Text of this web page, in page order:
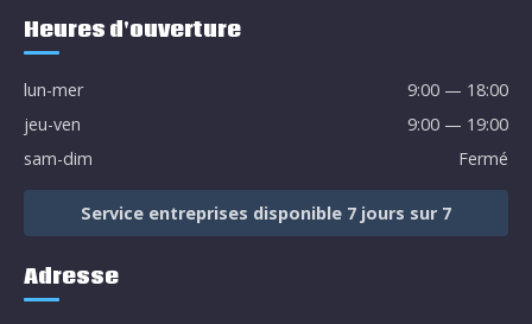
Heures d'ouverture
lun-mer
9:00 — 18:00
jeu-ven
9:00 — 19:00
sam-dim
Fermé
Service entreprises disponible 7 jours sur 7
Adresse